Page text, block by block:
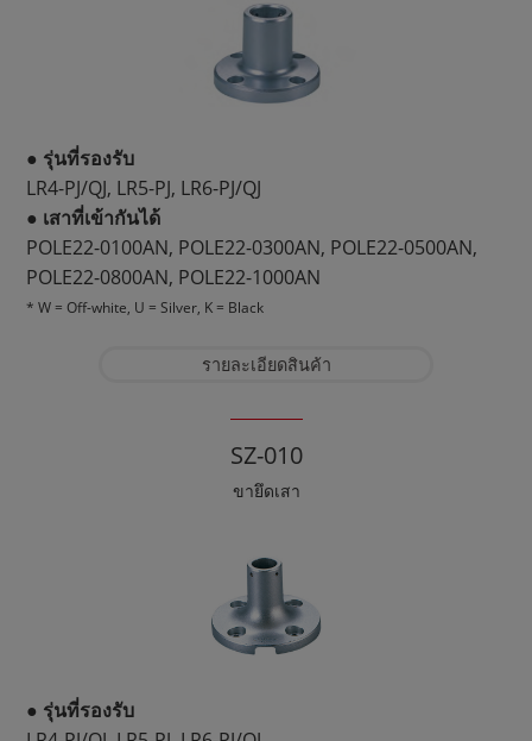
● รุ่นที่รองรับ
LR4-PJ/QJ, LR5-PJ, LR6-PJ/QJ
● เสาที่เข้ากันได้
POLE22-0100AN, POLE22-0300AN, POLE22-0500AN,
POLE22-0800AN, POLE22-1000AN
* W = Off-white, U = Silver, K = Black
รายละเอียดสินค้า
SZ-010
ขายึดเสา
● รุ่นที่รองรับ